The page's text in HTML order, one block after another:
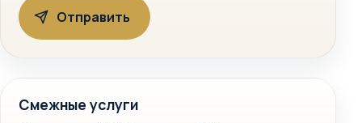
Смежные услуги